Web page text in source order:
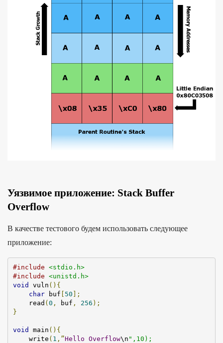
Уязвимое приложение: Stack Buffer
Overflow
В качестве тестового будем использовать следующее
приложение:
#include <stdio.h>
#include <unistd.h>
void
vuln () {
char buf [ 50 ];
read (0 , buf , 256 );
}
void main () {
write ( 1 ,”Hello Overflow\n ",10);